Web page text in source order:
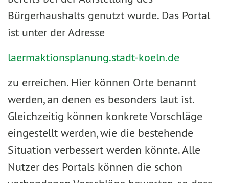
Bürgerhaushalts genutzt wurde. Das Portal
ist unter der Adresse
laermaktionsplanung.stadt-koeln.de
zu erreichen. Hier können Orte benannt
werden, an denen es besonders laut ist.
Gleichzeitig können konkrete Vorschläge
eingestellt werden, wie die bestehende
Situation verbessert werden könnte. Alle
Nutzer des Portals können die schon